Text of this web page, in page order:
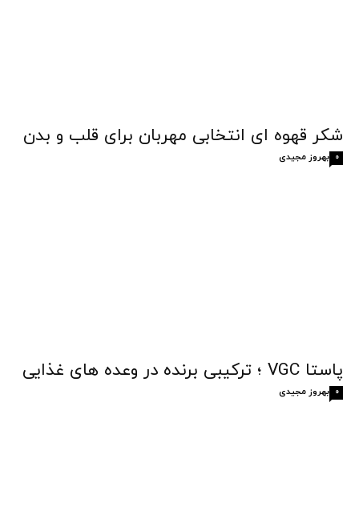
شکر قهوه‌ ای انتخابی مهربان برای قلب و بدن
بهروز مجیدی 0
پاستا VGC ؛ ترکیبی برنده در وعده های غذایی
بهروز مجیدی 0